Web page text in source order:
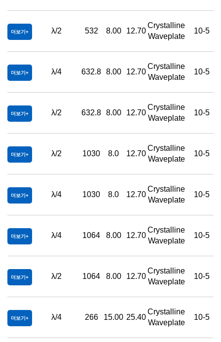
더보기 λ/2 532 8.00 12.70
Crystalline
Waveplate
10-5
더보기 λ/4 632.8 8.00 12.70
Crystalline
Waveplate
10-5
더보기 λ/2 632.8 8.00 12.70
Crystalline
Waveplate
10-5
더보기 λ/2 1030 8.0 12.70
Crystalline
Waveplate
10-5
더보기 λ/4 1030 8.0 12.70
Crystalline
Waveplate
10-5
더보기 λ/4 1064 8.00 12.70
Crystalline
Waveplate
10-5
더보기 λ/2 1064 8.00 12.70
Crystalline
Waveplate
10-5
더보기 λ/4 266 15.00 25.40
Crystalline
Waveplate
10-5